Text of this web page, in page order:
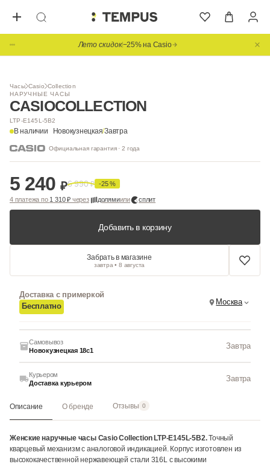
Лето скидок−25% на Casio
Часы Casio Collection
НАРУЧНЫЕ ЧАСЫ
CASIOCOLLECTION
LTP-E145L-5B2
В наличии Новокузнецкая/Завтра
Официальная гарантия · 2 года
5 240 ₽6 990₽ -25 %
4 платежа по 1 310 ₽через долямиили сплит
Добавить в корзину
Забрать в магазине
завтра • 8 августа
Доставка с примеркой
Бесплатно
Москва
Самовывоз
Новокузнецкая 18с1
Завтра
Курьером
Доставка курьером
Завтра
Описание О бренде Отзывы 0
Женские наручные часы Casio Collection LTP-E145L-5B2.Точный
кварцевый механизм с аналоговой индикацией. Корпус изготовлен из
высококачественной нержавеющей стали 316L с высокими